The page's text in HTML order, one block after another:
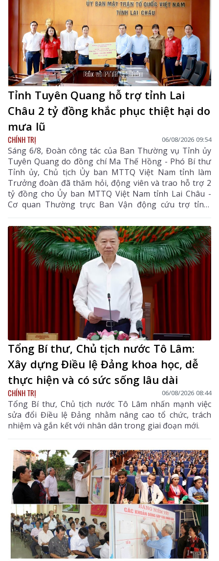
Tỉnh Tuyên Quang hỗ trợ tỉnh Lai
Châu 2 tỷ đồng khắc phục thiệt hại do
mưa lũ
CHÍNH TRỊ 06/08/2026 09:54
Sáng 6/8, Đoàn công tác của Ban Thường vụ Tỉnh ủy
Tuyên Quang do đồng chí Ma Thế Hồng - Phó Bí thư
Tỉnh ủy, Chủ tịch Ủy ban MTTQ Việt Nam tỉnh làm
Trưởng đoàn đã thăm hỏi, động viên và trao hỗ trợ 2
tỷ đồng cho Ủy ban MTTQ Việt Nam tỉnh Lai Châu -
Cơ quan Thường trực Ban Vận động cứu trợ tỉnh,
nhằm giúp nhân dân khắc phục hậu quả thiên tai, mưa
lũ, sạt lở đất, sớm ổn định cuộc sống.
Tổng Bí thư, Chủ tịch nước Tô Lâm:
Xây dựng Điều lệ Đảng khoa học, dễ
thực hiện và có sức sống lâu dài
CHÍNH TRỊ 06/08/2026 08:44
Tổng Bí thư, Chủ tịch nước Tô Lâm nhấn mạnh việc
sửa đổi Điều lệ Đảng nhằm nâng cao tổ chức, trách
nhiệm và gắn kết với nhân dân trong giai đoạn mới.